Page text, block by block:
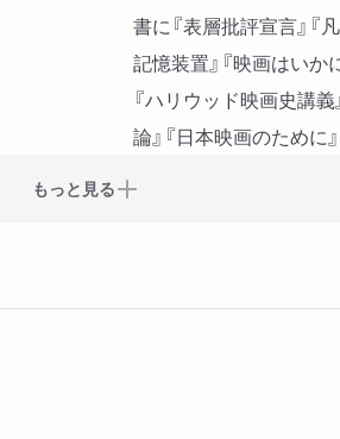
書に『表層批評宣言』『
記憶装置』『映画はいか
『ハリウッド映画史講義
論』『日本映画のために
もっと見る